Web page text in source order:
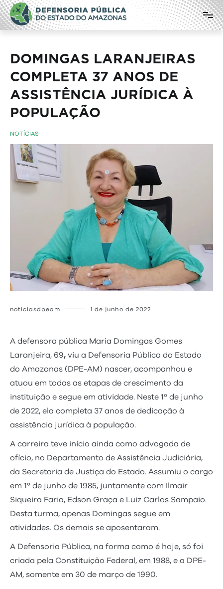
Pular
para
o
conteúdo
Defensoria Pública do Estado do
Amazonas
DOMINGAS LARANJEIRAS
COMPLETA 37 ANOS DE
ASSISTÊNCIA JURÍDICA À
POPULAÇÃO
NOTÍCIAS
noticiasdpeam 1 de junho de 2022
A defensora pública Maria Domingas Gomes
Laranjeira, 69, viu a Defensoria Pública do Estado
do Amazonas (DPE-AM) nascer, acompanhou e
atuou em todas as etapas de crescimento da
instituição e segue em atividade. Neste 1º de junho
de 2022, ela completa 37 anos de dedicação à
assistência jurídica à população.
A carreira teve início ainda como advogada de
ofício, no Departamento de Assistência Judiciária,
da Secretaria de Justiça do Estado. Assumiu o cargo
em 1º de junho de 1985, juntamente com Ilmair
Siqueira Faria, Edson Graça e Luiz Carlos Sampaio.
Desta turma, apenas Domingas segue em
atividades. Os demais se aposentaram.
A Defensoria Pública, na forma como é hoje, só foi
criada pela Constituição Federal, em 1988, e a DPE-
AM, somente em 30 de março de 1990.